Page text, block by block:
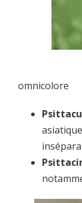
omnicolore